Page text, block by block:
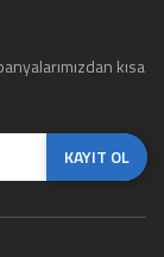
kısa
KAYIT OL